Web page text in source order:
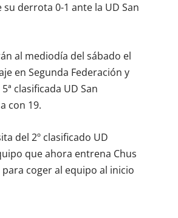
derrota 0-1 ante la UD San
al mediodía del sábado el
en Segunda Federación y
clasificada UD San
con 19.
del 2º clasificado UD
que ahora entrena Chus
coger al equipo al inicio